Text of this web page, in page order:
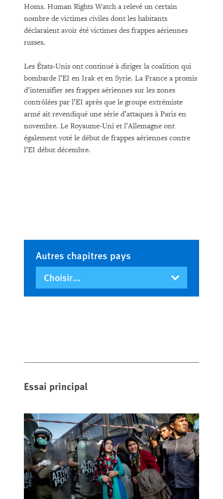
Essai principal
Homs. Human Rights Watch a relevé un certain
nombre de victimes civiles dont les habitants
déclaraient avoir été victimes des frappes aériennes
russes.
Les États-Unis ont continué à diriger la coalition qui
bombarde l’EI en Irak et en Syrie. La France a promis
d’intensifier ses frappes aériennes sur les zones
contrôlées par l’EI après que le groupe extrémiste
armé ait revendiqué une série d’attaques à Paris en
novembre. Le Royaume-Uni et l’Allemagne ont
également voté le début de frappes aériennes contre
l’EI début décembre.
Autres chapitres pays